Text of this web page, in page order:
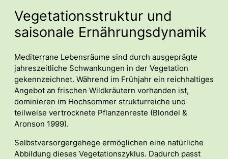
Vegetationsstruktur und
saisonale Ernährungsdynamik
Mediterrane Lebensräume sind durch ausgeprägte
jahreszeitliche Schwankungen in der Vegetation
gekennzeichnet. Während im Frühjahr ein reichhaltiges
Angebot an frischen Wildkräutern vorhanden ist,
dominieren im Hochsommer strukturreiche und
teilweise vertrocknete Pflanzenreste (Blondel &
Aronson 1999).
Selbstversorgergehege ermöglichen eine natürliche
Abbildung dieses Vegetationszyklus. Dadurch passt